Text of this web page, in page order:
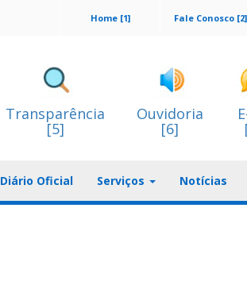
Fale Conosco [2]
Home [1]
Transparência
[5]
Ouvidoria
[6]
Diário Oficial Serviços Notícias